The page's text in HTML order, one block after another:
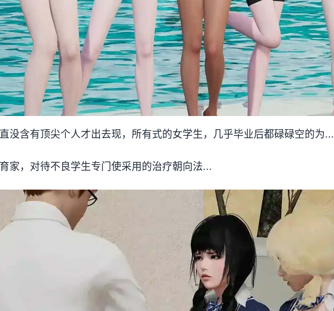
没含有顶尖个人才出去现，所有式的女学生，几乎毕业后都碌碌空的为...
家，对待不良学生专门使采用的治疗朝向法...